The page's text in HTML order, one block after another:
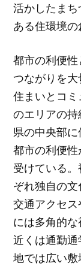
活かしたま
ある住環境の
都市の利便
つながりを
住まいとコ
のエリアの
県の中央部
都市の利便
受けている
ぞれ独自の文
交通アクセ
には多角的
近くは通勤
地では広い